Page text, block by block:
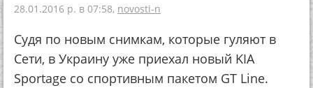
28.01.2016 р. в 07:58, novosti-n
Судя по новым снимкам, которые гуляют в
Сети, в Украину уже приехал новый KIA
Sportage со спортивным пакетом GT Line.